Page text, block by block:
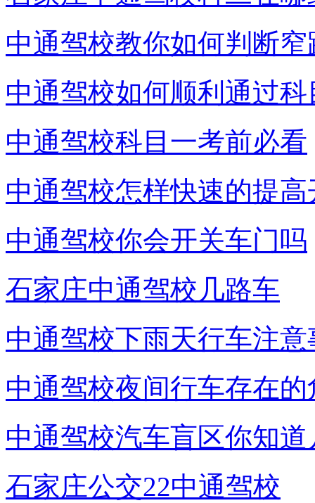
中通驾校教你如何判断
中通驾校如何顺利通过
中通驾校科目一考前必看
中通驾校怎样快速的提
中通驾校你会开关车门吗
石家庄中通驾校几路车
中通驾校下雨天行车注意
中通驾校夜间行车存在的
中通驾校汽车盲区你知道
石家庄公交22中通驾校